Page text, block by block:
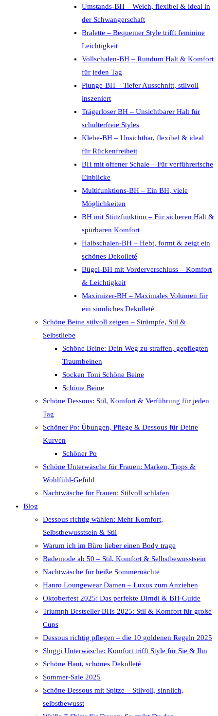
Umstands-BH – Weich, flexibel & ideal in
der Schwangerschaft
Bralette – Bequemer Style trifft feminine
Leichtigkeit
Vollschalen-BH – Rundum Halt & Komfort
für jeden Tag
Plunge-BH – Tiefer Ausschnitt, stilvoll
inszeniert
Trägerloser BH – Unsichtbarer Halt für
schulterfreie Styles
Klebe-BH – Unsichtbar, flexibel & ideal
für Rückenfreiheit
BH mit offener Schale – Für verführerische
Einblicke
Multifunktions-BH – Ein BH, viele
Möglichkeiten
BH mit Stützfunktion – Für sicheren Halt &
spürbaren Komfort
Halbschalen-BH – Hebt, formt & zeigt ein
schönes Dekolleté
Bügel-BH mit Vorderverschluss – Komfort
& Leichtigkeit
Maximizer-BH – Maximales Volumen für
ein sinnliches Dekolleté
Schöne Beine stilvoll zeigen – Strümpfe, Stil &
Selbstliebe
Schöne Beine: Dein Weg zu straffen, gepflegten
Traumbeinen
Socken Toni Schöne Beine
Schöne Beine
Schöne Dessous: Stil, Komfort & Verführung für jeden
Tag
Schöner Po: Übungen, Pflege & Dessous für Deine
Kurven
Schöner Po
Schöne Unterwäsche für Frauen: Marken, Tipps &
Wohlfühl-Gefühl
Nachtwäsche für Frauen: Stilvoll schlafen
Blog
Dessous richtig wählen: Mehr Komfort,
Selbstbewusstsein & Stil
Warum ich im Büro lieber einen Body trage
Bademode ab 50 – Stil, Komfort & Selbstbewusstsein
Nachtwäsche für heiße Sommernächte
Hanro Loungewear Damen – Luxus zum Anziehen
Oktoberfest 2025: Das perfekte Dirndl & BH-Guide
Triumph Bestseller BHs 2025: Stil & Komfort für große
Cups
Dessous richtig pflegen – die 10 goldenen Regeln 2025
Sloggi Unterwäsche: Komfort trifft Style für Sie & Ihn
Schöne Haut, schönes Dekolleté
Sommer-Sale 2025
Schöne Dessous mit Spitze – Stilvoll, sinnlich,
selbstbewusst